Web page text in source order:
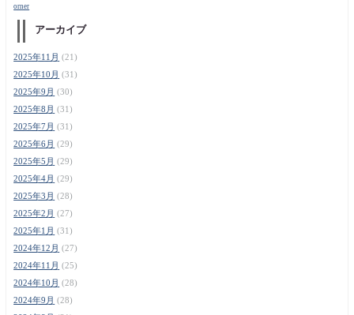
orner
アーカイブ
2025年11月 (21)
2025年10月 (31)
2025年9月 (30)
2025年8月 (31)
2025年7月 (31)
2025年6月 (29)
2025年5月 (29)
2025年4月 (29)
2025年3月 (28)
2025年2月 (27)
2025年1月 (31)
2024年12月 (27)
2024年11月 (25)
2024年10月 (28)
2024年9月 (28)